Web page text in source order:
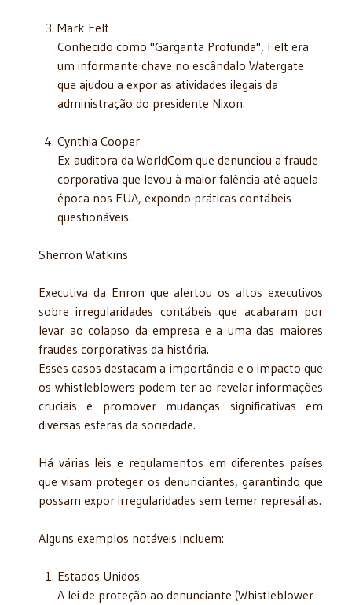
Mark Felt
Conhecido como "Garganta Profunda", Felt era
um informante chave no escândalo Watergate
que ajudou a expor as atividades ilegais da
administração do presidente Nixon.
Cynthia Cooper
Ex-auditora da WorldCom que denunciou a fraude
corporativa que levou à maior falência até aquela
época nos EUA, expondo práticas contábeis
questionáveis.
Sherron Watkins
Executiva da Enron que alertou os altos executivos
sobre irregularidades contábeis que acabaram por
levar ao colapso da empresa e a uma das maiores
fraudes corporativas da história.
Esses casos destacam a importância e o impacto que
os whistleblowers podem ter ao revelar informações
cruciais e promover mudanças significativas em
diversas esferas da sociedade.
Há várias leis e regulamentos em diferentes países
que visam proteger os denunciantes, garantindo que
possam expor irregularidades sem temer represálias.
Alguns exemplos notáveis incluem:
Estados Unidos
A lei de proteção ao denunciante (Whistleblower